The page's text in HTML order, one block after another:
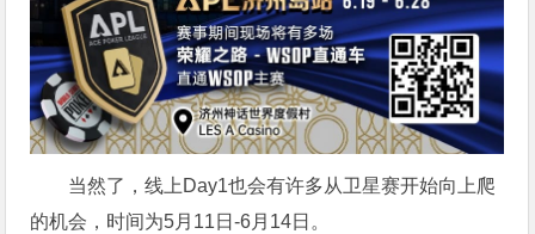
当然了，线上Day1也会有许多从卫星赛开始向上爬
的机会，时间为5月11日-6月14日。